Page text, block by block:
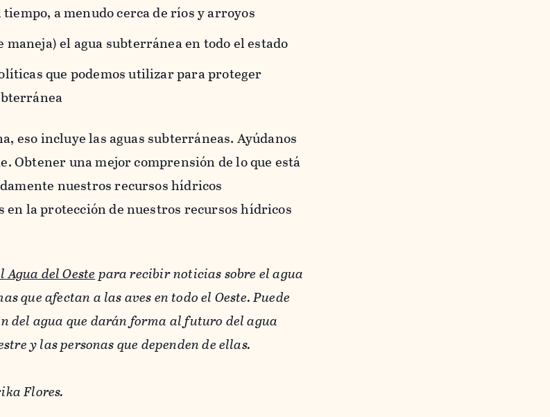
a menudo cerca de ríos y arroyos
maneja) el agua subterránea en todo el estado
que podemos utilizar para proteger
eso incluye las aguas subterráneas. Ayúdanos
Obtener una mejor comprensión de lo que está
nuestros recursos hídricos
en la protección de nuestros recursos hídricos
Agua del Oeste para recibir noticias sobre el agua
que afectan a las aves en todo el Oeste. Puede
del agua que darán forma al futuro del agua
y las personas que dependen de ellas.
Flores.